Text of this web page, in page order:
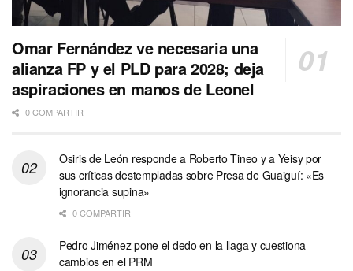
Omar Fernández ve necesaria una
alianza FP y el PLD para 2028; deja
aspiraciones en manos de Leonel
0 COMPARTIR
Osiris de León responde a Roberto Tineo y a Yeisy por
sus críticas destempladas sobre Presa de Guaiguí: «Es
ignorancia supina»
0 COMPARTIR
Pedro Jiménez pone el dedo en la llaga y cuestiona
cambios en el PRM